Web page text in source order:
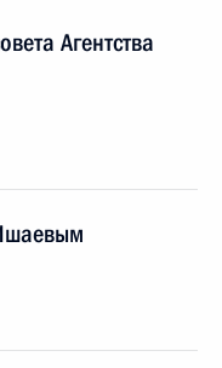
Агентства